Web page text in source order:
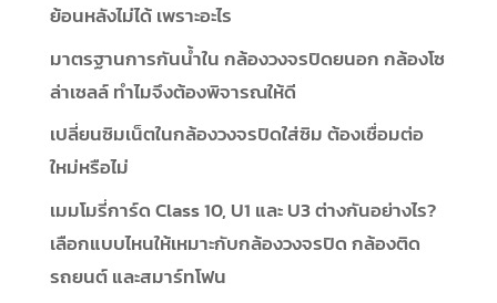
ย้อนหลังไม่ได้ เพราะอะไร
มาตรฐานการกันน้ำใน กล้องวงจรปิดยนอก กล้องโซ
ล่าเซลล์ ทำไมจึงต้องพิจารณให้ดี
เปลี่ยนซิมเน็ตในกล้องวงจรปิดใส่ซิม ต้องเชื่อมต่อ
ใหม่หรือไม่
เมมโมรี่การ์ด Class 10, U1 และ U3 ต่างกันอย่างไร?
เลือกแบบไหนให้เหมาะกับกล้องวงจรปิด กล้องติด
รถยนต์ และสมาร์ทโฟน